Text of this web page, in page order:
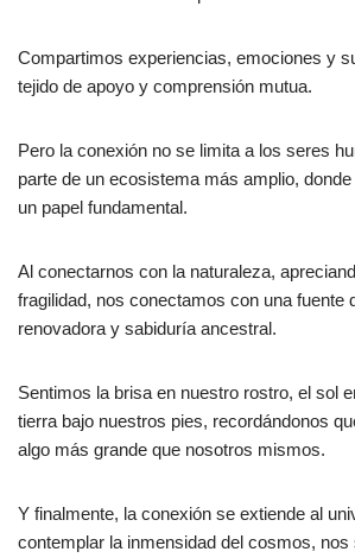
Compartimos experiencias, emociones y
tejido de apoyo y comprensión mutua.
Pero la conexión no se limita a los seres
parte de un ecosistema más amplio,
un papel fundamental.
Al conectarnos con la naturaleza,
fragilidad, nos conectamos con una fuente
renovadora y sabiduría ancestral.
Sentimos la brisa en nuestro rostro, el sol
tierra bajo nuestros pies, recordándonos
algo más grande que nosotros mismos.
Y finalmente, la conexión se extiende al
contemplar la inmensidad del cosmos,